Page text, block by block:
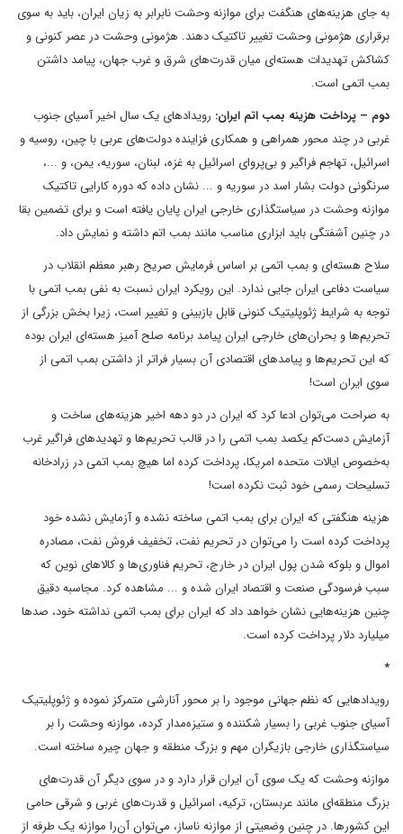
به جای هزینه‌های هنگفت برای موازنه وحشت نابرابر به زیان ایران، باید به سوی
برقراری هژمونی وحشت تغییر تاکتیک دهند. هژمونی وحشت در عصر کنونی و
کشاکش تهدیدات هسته‌ای میان قدرت‌های شرق و غرب جهان، پیامد داشتن
بمب اتمی است.
دوم – پرداخت هزینه بمب اتم ایران: رویدادهای یک سال اخیر آسیای جنوب
غربی در چند محور همراهی و همکاری فزاینده دولت‌های عربی با چین، روسیه و
اسرائیل، تهاجم فراگیر و بی‌پروای اسرائیل به غزه، لبنان، سوریه، یمن، و ...،
سرنگونی دولت بشار اسد در سوریه و ... نشان داده که دوره کارایی تاکتیک
موازنه وحشت در سیاستگذاری خارجی ایران پایان یافته است و برای تضمین بقا
در چنین آشفتگی باید ابزاری مناسب مانند بمب اتم داشته و نمایش داد.
سلاح هسته‌ای و بمب اتمی بر اساس فرمایش صریح رهبر معظم انقلاب در
سیاست دفاعی ایران جایی ندارد. این رویکرد ایران نسبت به نفی بمب اتمی با
توجه به شرایط ژئوپلیتیک کنونی قابل بازبینی و تغییر است، زیرا بخش بزرگی از
تحریم‌ها و بحران‌های خارجی ایران پیامد برنامه صلح آمیز هسته‌ای ایران بوده
که این تحریم‌ها و پیامدهای اقتصادی آن بسیار فراتر از داشتن بمب اتمی از
سوی ایران است!
به صراحت می‌توان ادعا کرد که ایران در دو دهه اخیر هزینه‌های ساخت و
آزمایش دست‌کم یکصد بمب اتمی را در قالب تحریم‌ها و تهدیدهای فراگیر غرب
به‌خصوص ایالات متحده امریکا، پرداخت کرده اما هیچ بمب اتمی در زرادخانه
تسلیحات رسمی خود ثبت نکرده است!
هزینه هنگفتی که ایران برای بمب اتمی ساخته نشده و آزمایش نشده خود
پرداخت کرده است را می‌توان در تحریم نفت، تخفیف فروش نفت، مصادره
اموال و بلوکه شدن پول ایران در خارج، تحریم فناوری‌ها و کالاهای نوین که
سبب فرسودگی صنعت و اقتصاد ایران شده و ... مشاهده کرد. مجاسبه دقیق
چنین هزینه‌هایی نشان خواهد داد که ایران برای بمب اتمی نداشته خود، صدها
میلیارد دلار پرداخت کرده است.
*
رویدادهایی که نظم جهانی موجود را بر محور آنارشی متمرکز نموده و ژئوپلیتیک
آسیای جنوب غربی را بسیار شکننده و ستیزه‌مدار کرده، موازنه وحشت را بر
سیاستگذاری خارجی بازیگران مهم و بزرگ منطقه و جهان چیره ساخته است.
موازنه وحشت که یک سوی آن ایران قرار دارد و در سوی دیگر آن قدرت‌های
بزرگ منطقه‌ای مانند عربستان، ترکیه، اسرائیل و قدرت‌های غربی و شرقی حامی
این کشورها. در چنین وضعیتی از موازنه ناساز، می‌توان آن‌را موازنه یک طرفه از